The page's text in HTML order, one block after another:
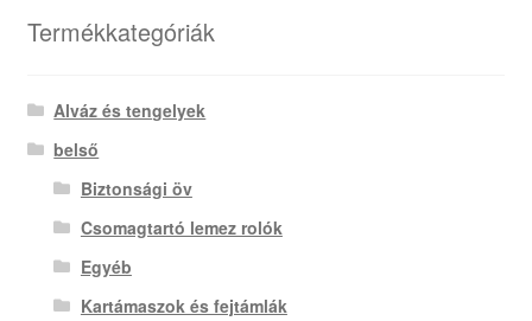
Termékkategóriák
Alváz és tengelyek
belső
Biztonsági öv
Csomagtartó lemez rolók
Egyéb
Kartámaszok és fejtámlák